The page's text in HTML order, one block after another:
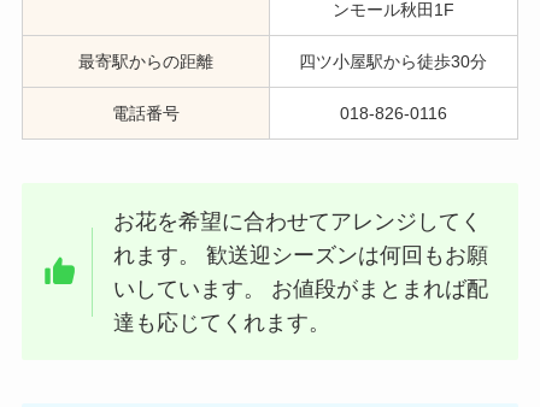
ンモール秋田1F
最寄駅からの距離 四ツ小屋駅から徒歩30分
電話番号 018-826-0116
お花を希望に合わせてアレンジしてく
れます。 歓送迎シーズンは何回もお願
いしています。 お値段がまとまれば配
達も応じてくれます。